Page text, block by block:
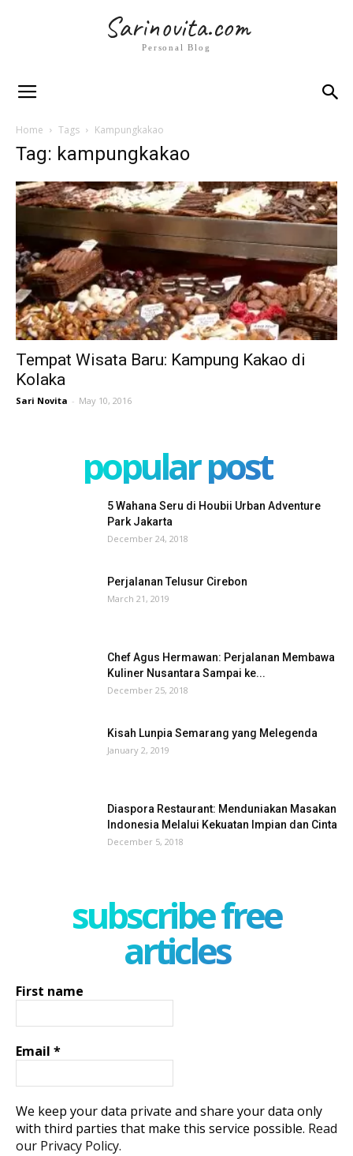
Sarinovita.com
Personal Blog
Home Tags Kampungkakao
Tag: kampungkakao
Tempat Wisata Baru: Kampung Kakao di
Kolaka
Sari Novita - May 10, 2016
popular post
5 Wahana Seru di Houbii Urban Adventure
Park Jakarta
December 24, 2018
Perjalanan Telusur Cirebon
March 21, 2019
Chef Agus Hermawan: Perjalanan Membawa
Kuliner Nusantara Sampai ke...
December 25, 2018
Kisah Lunpia Semarang yang Melegenda
January 2, 2019
Diaspora Restaurant: Menduniakan Masakan
Indonesia Melalui Kekuatan Impian dan Cinta
December 5, 2018
subscribe free
articles
First name
Email *
We keep your data private and share your data only
with third parties that make this service possible. Read
our Privacy Policy.